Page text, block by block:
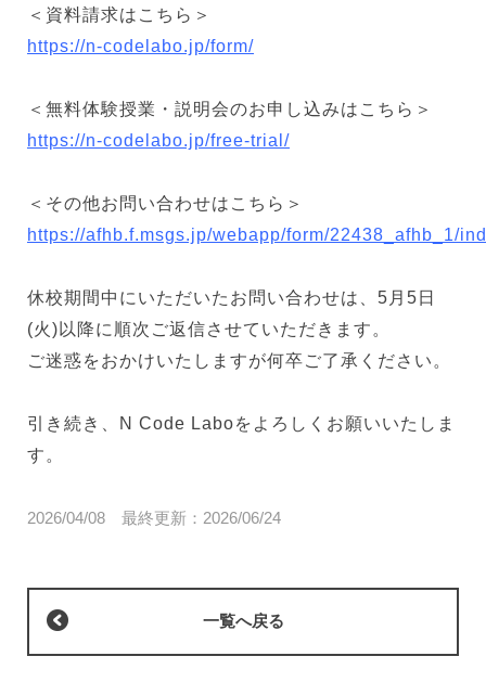
＜資料請求はこちら＞
https://n-codelabo.jp/form/
＜無料体験授業・説明会のお申し込みはこちら＞
https://n-codelabo.jp/free-trial/
＜その他お問い合わせはこちら＞
https://afhb.f.msgs.jp/webapp/form/22438_afhb_1/
休校期間中にいただいたお問い合わせは、5月5日
(火)以降に順次ご返信させていただきます。
ご迷惑をおかけいたしますが何卒ご了承ください。
引き続き、N Code Laboをよろしくお願いいたしま
す。
2026/04/08 最終更新： 2026/06/24
一覧へ戻る